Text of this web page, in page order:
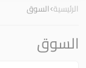
الرئيسية السوق
السوق